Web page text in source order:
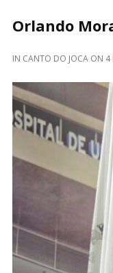
Orlando
IN CANTO DO JOCA ON 4